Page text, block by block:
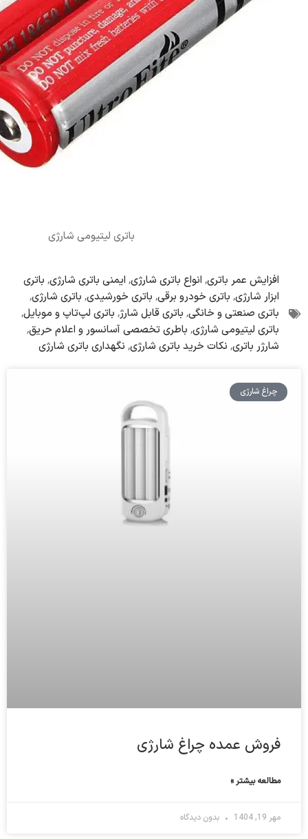
باتری لیتیومی شارژی
افزایش عمر باتری, انواع باتری شارژی, ایمنی باتری شارژی, باتری
ابزار شارژی, باتری خودرو برقی, باتری خورشیدی, باتری شارژی,
باتری صنعتی و خانگی, باتری قابل شارژ, باتری لپ‌تاپ و موبایل,
باتری لیتیومی شارژی, باطری تخصصی آسانسور و اعلام حریق,
شارژر باتری, نکات خرید باتری شارژی, نگهداری باتری شارژی
چراغ شارژی
فروش عمده چراغ شارژی
مطالعه بیشتر »
مهر 19, 1404 بدون دیدگاه